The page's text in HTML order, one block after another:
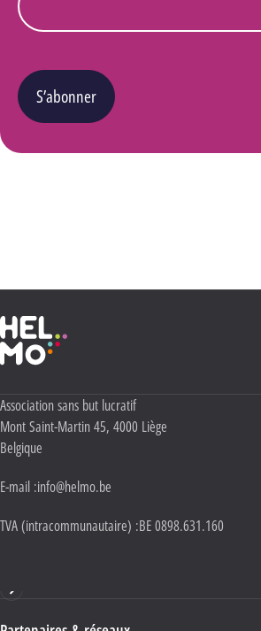
S’abonner
Haute École Libre Mosane
Adresse :
Association sans but lucratif
Mont Saint-Martin 45, 4000 Liège
Belgique
E-mail :info@helmo.be
TVA (intracommunautaire) :BE 0898.631.160